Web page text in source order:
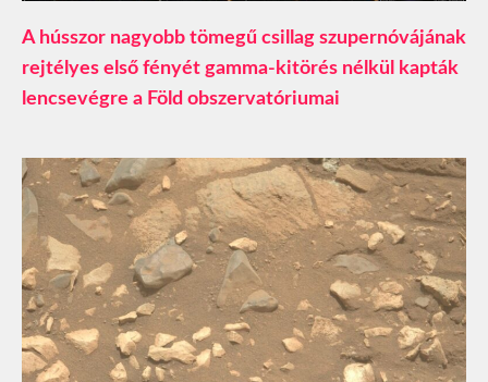
A hússzor nagyobb tömegű csillag szupernóvájának
rejtélyes első fényét gamma-kitörés nélkül kapták
lencsevégre a Föld obszervatóriumai